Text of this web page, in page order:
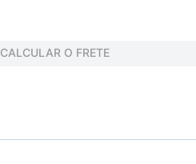
CALCULAR O FRETE